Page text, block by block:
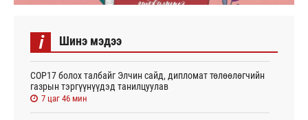
i Шинэ мэдээ
СОР17 болох талбайг Элчин сайд, дипломат төлөөлөгчийн
газрын тэргүүнүүдэд танилцуулав
7 цаг 46 мин